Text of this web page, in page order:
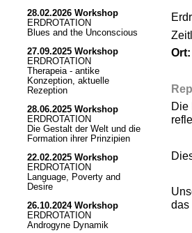
28.02.2026 Workshop
ERDROTATION
Blues and the Unconscious
27.09.2025 Workshop
ERDROTATION
Therapeia - antike
Konzeption, aktuelle
Rezeption
28.06.2025 Workshop
ERDROTATION
Die Gestalt der Welt und die
Formation ihrer Prinzipien
22.02.2025 Workshop
ERDROTATION
Language, Poverty and
Desire
26.10.2024 Workshop
ERDROTATION
Androgyne Dynamik
Die
das